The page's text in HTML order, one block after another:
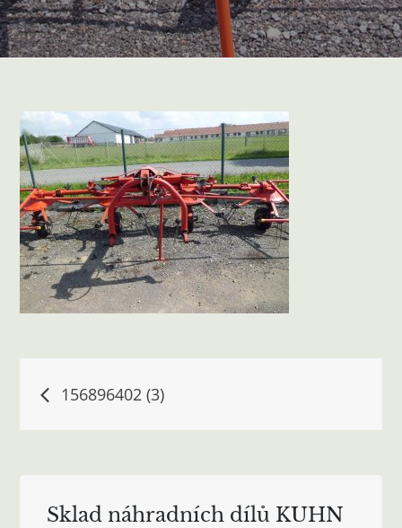
Navigace
156896402 (3)
Sklad náhradních dílů KUHN